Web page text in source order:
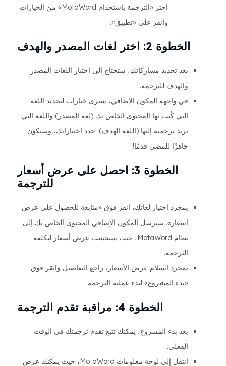
اختر «الترجمة باستخدام MotaWord» من الخيارات
وانقر على «تطبيق».
الخطوة 2: اختر لغات المصدر والهدف
بعد تحديد مشاركاتك، ستحتاج إلى اختيار اللغات المصدر
والهدف للترجمة.
في واجهة المكون الإضافي، سترى خيارات لتحديد اللغة
التي كُتب بها المحتوى الخاص بك (لغة المصدر) واللغة التي
تريد ترجمته إليها (اللغة الهدف). حدد اختياراتك، وستكون
جاهزًا للمضي قدمًا!
الخطوة 3: احصل على عرض أسعار
للترجمة
بمجرد اختيار لغاتك، انقر فوق «متابعة للحصول على عرض
أسعار». سيرسل المكون الإضافي المحتوى الخاص بك إلى
نظام MotaWord، حيث سيحسب عرض أسعار لتكلفة
الترجمة.
بمجرد استلام عرض الأسعار، راجع التفاصيل وانقر فوق
«بدء المشروع» لبدء عملية الترجمة.
الخطوة 4: مراقبة تقدم الترجمة
بعد بدء المشروع، يمكنك تتبع تقدم ترجمتك في الوقت
الفعلي.
انتقل إلى لوحة معلومات MotaWord، حيث يمكنك عرض